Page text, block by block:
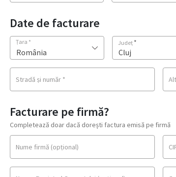
Date de facturare
Țara *
România
Județ *
Cluj
Stradă și număr *
Facturare pe firmă?
Completează doar dacă dorești factura emisă pe firmă
Nume firmă (opțional)